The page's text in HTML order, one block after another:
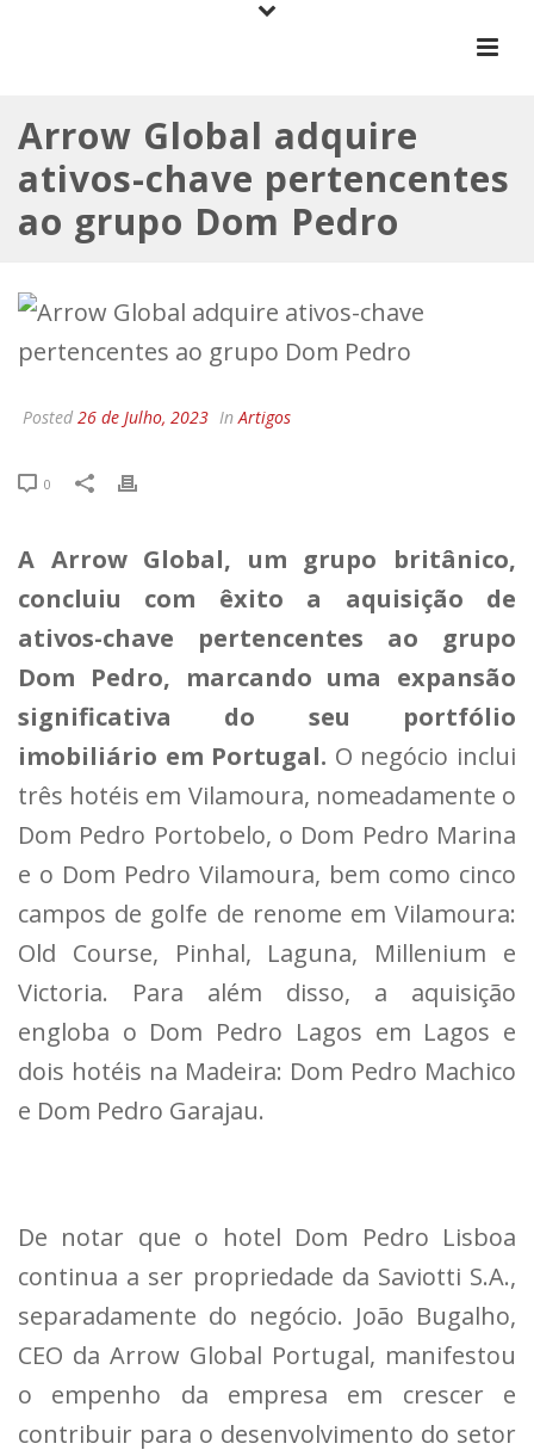
Arrow Global adquire
ativos-chave pertencentes
ao grupo Dom Pedro
Posted 26 de Julho, 2023 InArtigos
0
A Arrow Global, um grupo britânico,
concluiu com êxito a aquisição de
ativos-chave pertencentes ao grupo
Dom Pedro, marcando uma expansão
significativa do seu portfólio
imobiliário em Portugal. O negócio inclui
três hotéis em Vilamoura, nomeadamente o
Dom Pedro Portobelo, o Dom Pedro Marina
e o Dom Pedro Vilamoura, bem como cinco
campos de golfe de renome em Vilamoura:
Old Course, Pinhal, Laguna, Millenium e
Victoria. Para além disso, a aquisição
engloba o Dom Pedro Lagos em Lagos e
dois hotéis na Madeira: Dom Pedro Machico
e Dom Pedro Garajau.
De notar que o hotel Dom Pedro Lisboa
continua a ser propriedade da Saviotti S.A.,
separadamente do negócio. João Bugalho,
CEO da Arrow Global Portugal, manifestou
o empenho da empresa em crescer e
contribuir para o desenvolvimento do setor